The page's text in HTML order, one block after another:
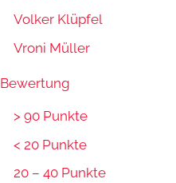
Volker Klüpfel
Vroni Müller
Bewertung
> 90 Punkte
< 20 Punkte
20 – 40 Punkte